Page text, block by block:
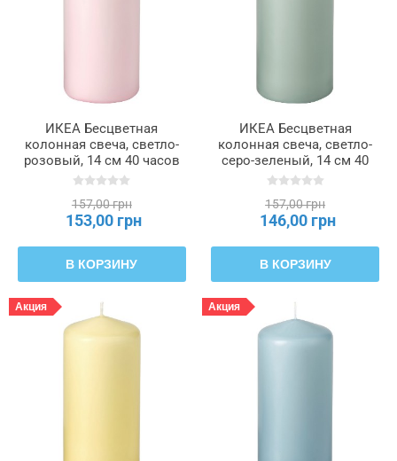
ИКЕА Бесцветная
колонная свеча, светло-
розовый, 14 см 40 часов
DAGLIGEN ДАГЛИГЕН,
157,00 грн
153,00 грн
В КОРЗИНУ
ИКЕА Бесцветная
колонная свеча, светло-
серо-зеленый, 14 см 40
часов DAGLIGEN
157,00 грн
146,00 грн
В КОРЗИНУ
Акция Акция